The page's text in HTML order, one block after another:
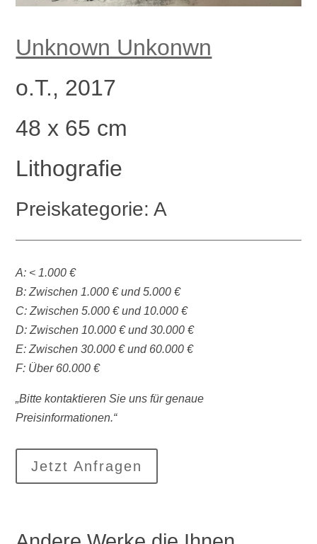
Unknown Unkonwn
o.T., 2017
48 x 65 cm
Lithografie
Preiskategorie: A
A: < 1.000 €
B: Zwischen 1.000 € und 5.000 €
C: Zwischen 5.000 € und 10.000 €
D: Zwischen 10.000 € und 30.000 €
E: Zwischen 30.000 € und 60.000 €
F: Über 60.000 €
„Bitte kontaktieren Sie uns für genaue
Preisinformationen.“
Jetzt Anfragen